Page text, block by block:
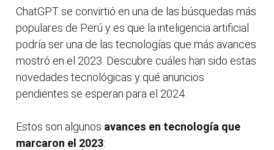
ChatGPT se convirtió en una de las búsquedas más
populares de Perú y es que la inteligencia artificial
podría ser una de las tecnologías que más avances
mostró en el 2023. Descubre cuáles han sido estas
novedades tecnológicas y qué anuncios
pendientes se esperan para el 2024.
Estos son algunos avances en tecnología que
marcaron el 2023: